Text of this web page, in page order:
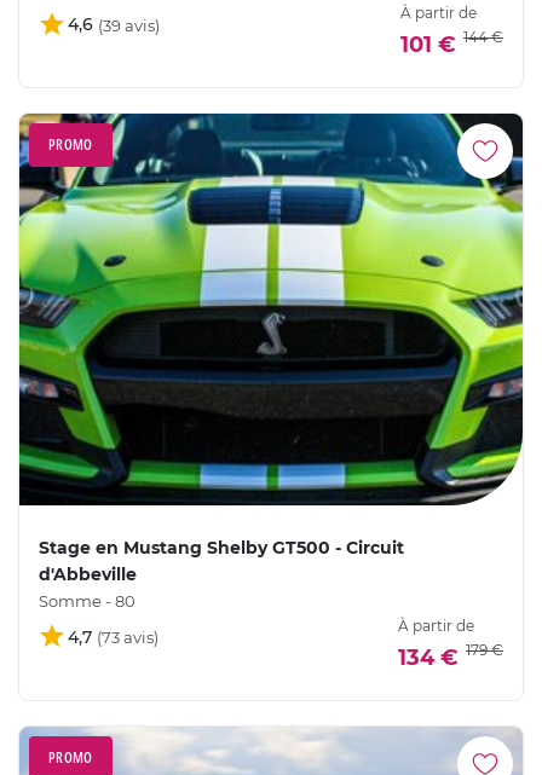
4,6
À partir de
101 € 144 €
PROMO
Stage en Mustang Shelby GT500 - Circuit
d'Abbeville
Somme - 80
4,7
À partir de
134 € 179 €
PROMO